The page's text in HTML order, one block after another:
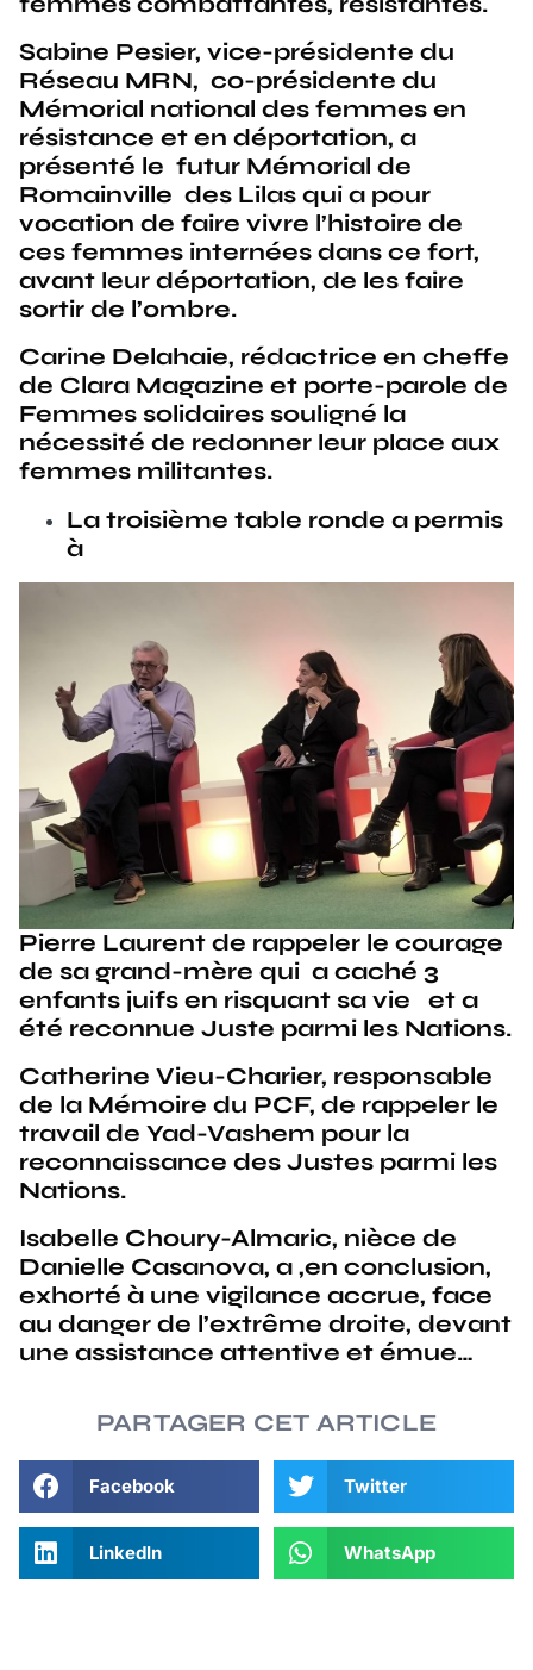
Sabine Pesier, vice-présidente du
Réseau MRN, co-présidente du
Mémorial national des femmes en
résistance et en déportation, a
présenté le futur Mémorial de
Romainville des Lilas qui a pour
vocation de faire vivre l’histoire de
ces femmes internées dans ce fort,
avant leur déportation, de les faire
sortir de l’ombre.
Carine Delahaie, rédactrice en cheffe
de Clara Magazine et porte-parole de
Femmes solidaires souligné la
nécessité de redonner leur place aux
femmes militantes.
La troisième table ronde a permis
à
Pierre Laurent de rappeler le courage
de sa grand-mère qui a caché 3
enfants juifs en risquant sa vie et a
été reconnue Juste parmi les Nations.
Catherine Vieu-Charier, responsable
de la Mémoire du PCF, de rappeler le
travail de Yad-Vashem pour la
reconnaissance des Justes parmi les
Nations.
Isabelle Choury-Almaric, nièce de
Danielle Casanova, a ,en conclusion,
exhorté à une vigilance accrue, face
au danger de l’extrême droite, devant
une assistance attentive et émue…
PARTAGER CET ARTICLE
Facebook Twitter
LinkedIn WhatsApp